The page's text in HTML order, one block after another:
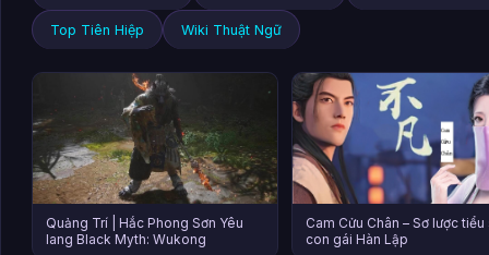
Top Tiên Hiệp Wiki Thuật Ngữ
Quảng Trí | Hắc Phong Sơn Yêu
lang Black Myth: Wukong
Cam Cửu Chân – Sơ lược tiểu
con gái Hàn Lập